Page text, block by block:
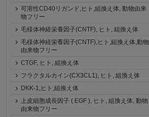
可溶性CD40リガンド,ヒト,組換え体, 動物由来
物フリー
毛様体神経栄養因子(CNTF), ヒト, 組換え体
毛様体神経栄養因子(CNTF),ヒト,組換え体,動物
由来物フリー
CTGF, ヒト, 組換え体
フラクタルカイン(CX3CL1), ヒト, 組換え体
DKK-1,ヒト,組換え体
上皮細胞成長因子 ( EGF ), ヒト, 組換え体, 動物
由来物フリー